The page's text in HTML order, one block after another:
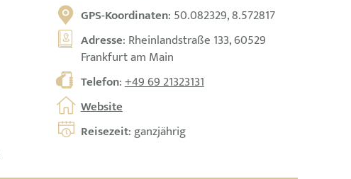
GPS-Koordinaten: 50.082329, 8.572817
Adresse: Rheinlandstraße 133, 60529
Frankfurt am Main
Telefon:+49 69 21323131
Website
Reisezeit: ganzjährig